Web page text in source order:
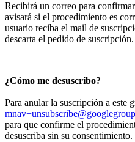
Recibirá un correo para
avisará si el procedimiento es
usuario reciba el mail de
descarta el pedido de suscripción.
¿Cómo me desuscribo?
Para anular la suscripción a este
para que confirme el
desuscriba sin su consentimiento.